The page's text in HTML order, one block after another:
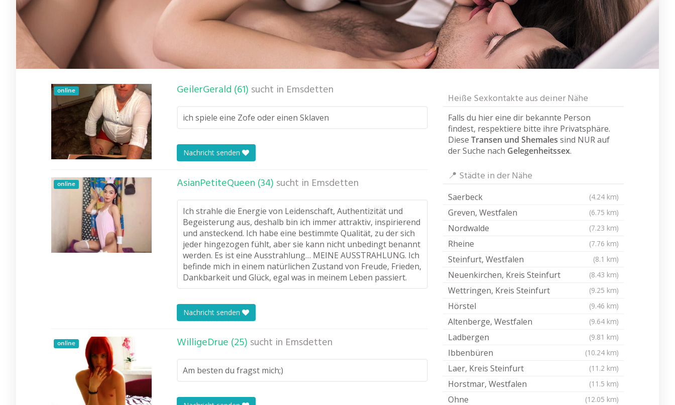
online GeilerGerald (61) sucht in Emsdetten
ich spiele eine Zofe oder einen Sklaven
Nachricht senden
online AsianPetiteQueen (34) sucht in Emsdetten
Ich strahle die Energie von Leidenschaft, Authentizität und
Begeisterung aus, deshalb bin ich immer attraktiv, inspirierend
und ansteckend. Ich habe eine bestimmte Qualität, zu der sich
jeder hingezogen fühlt, aber sie kann nicht unbedingt benannt
werden. Es ist eine Ausstrahlung… MEINE AUSSTRAHLUNG. Ich
befinde mich in einem natürlichen Zustand von Freude, Frieden,
Dankbarkeit und Glück, egal was in meinem Leben passiert.
Nachricht senden
online WilligeDrue (25) sucht in Emsdetten
Am besten du fragst mich;)
Heiße Sexkontakte aus deiner Nähe
Falls du hier eine dir bekannte Person
findest, respektiere bitte ihre Privatsphäre.
Diese Transen und Shemales sind NUR auf
der Suche nach Gelegenheitssex.
📍 Städte in der Nähe
Saerbeck (4.24 km)
Greven, Westfalen (6.75 km)
Nordwalde (7.23 km)
Rheine (7.76 km)
Steinfurt, Westfalen (8.1 km)
Neuenkirchen, Kreis Steinfurt (8.43 km)
Wettringen, Kreis Steinfurt (9.25 km)
Hörstel (9.46 km)
Altenberge, Westfalen (9.64 km)
Ladbergen (9.81 km)
Ibbenbüren (10.24 km)
Laer, Kreis Steinfurt (11.2 km)
Horstmar, Westfalen (11.5 km)
Ohne (12.05 km)